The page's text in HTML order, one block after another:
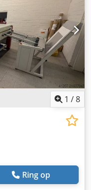
til omgående brug
1 /8
Ring op